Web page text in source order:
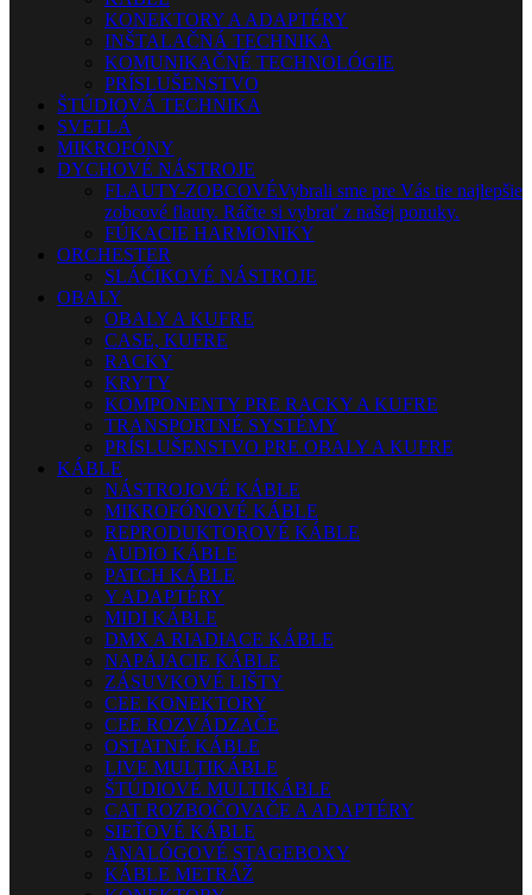
KONEKTORY A ADAPTÉRY
INŠTALAČNÁ TECHNIKA
KOMUNIKAČNÉ TECHNOLÓGIE
PRÍSLUŠENSTVO
ŠTÚDIOVÁ TECHNIKA
SVETLÁ
MIKROFÓNY
DYCHOVÉ NÁSTROJE
FLAUTY-ZOBCOVÉVybrali sme pre Vás tie najlepšie
zobcové flauty. Ráčte si vybrať z našej ponuky.
FÚKACIE HARMONIKY
ORCHESTER
SLÁČIKOVÉ NÁSTROJE
OBALY
OBALY A KUFRE
CASE, KUFRE
RACKY
KRYTY
KOMPONENTY PRE RACKY A KUFRE
TRANSPORTNÉ SYSTÉMY
PRÍSLUŠENSTVO PRE OBALY A KUFRE
KÁBLE
NÁSTROJOVÉ KÁBLE
MIKROFÓNOVÉ KÁBLE
REPRODUKTOROVÉ KÁBLE
AUDIO KÁBLE
PATCH KÁBLE
Y ADAPTÉRY
MIDI KÁBLE
DMX A RIADIACE KÁBLE
NAPÁJACIE KÁBLE
ZÁSUVKOVÉ LIŠTY
CEE KONEKTORY
CEE ROZVÁDZAČE
OSTATNÉ KÁBLE
LIVE MULTIKÁBLE
ŠTÚDIOVÉ MULTIKÁBLE
CAT ROZBOČOVAČE A ADAPTÉRY
SIEŤOVÉ KÁBLE
ANALÓGOVÉ STAGEBOXY
KÁBLE METRÁŽ